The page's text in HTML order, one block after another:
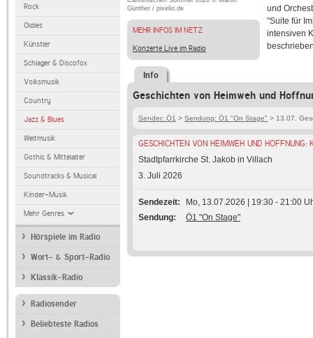
Rock
Oldies
Künstler
Schlager & Discofox
Volksmusik
Country
Jazz & Blues
Weltmusik
Gothic & Mittelalter
Soundtracks & Musical
Kinder-Musik
Mehr Genres
Hörspiele im Radio
Wort- & Sport-Radio
Klassik-Radio
Radiosender
Beliebteste Radios
Günther / pixelio.de
MEHR INFOS IM NETZ
Konzerte Live im Radio
und
"Suite für
intensiven
Info
Geschichten von Heimweh und
Sender: Ö1 > Sendung: Ö1 "On Stage" > 13.07.
GESCHICHTEN VON HEIMWEH UND HOFFNUNG:
Stadtpfarrkirche St. Jakob in Villach
3. Juli 2026
Sendezeit
Mo, 13.07.2026 | 19:30 - 21:00
Sendung
Ö1 "On Stage"